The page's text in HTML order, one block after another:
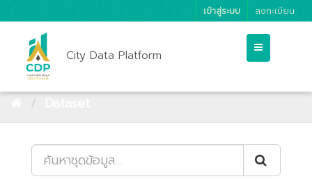
เข้าสู่ระบบ ลงทะเบียน
City Data Platform